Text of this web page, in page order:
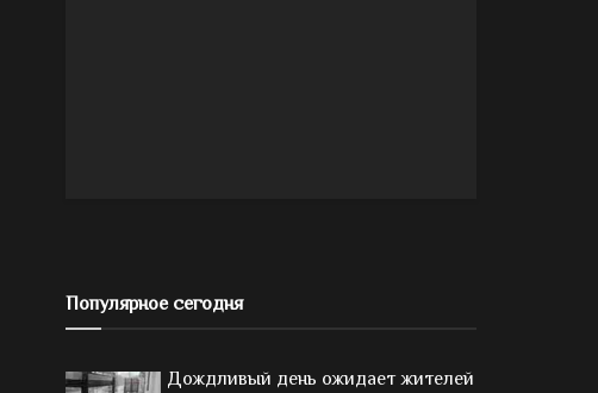
Популярное сегодня
Дождливый день ожидает жителей